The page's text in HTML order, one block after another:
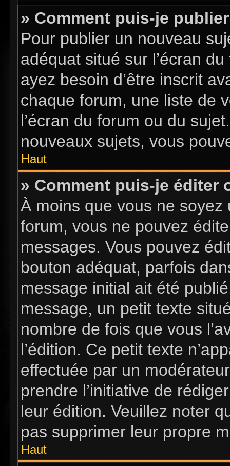
» Comment puis-je
Pour publier un nouveau
adéquat situé sur l’écran
ayez besoin d’être inscrit
chaque forum, une liste de
l’écran du forum ou du
nouveaux sujets, vous
Haut
» Comment puis-je éditer
À moins que vous ne
forum, vous ne pouvez
messages. Vous pouvez
bouton adéquat, parfois
message initial ait été
message, un petit texte
nombre de fois que vous
l’édition. Ce petit texte
effectuée par un
prendre l’initiative de
leur édition. Veuillez noter
pas supprimer leur propre
Haut